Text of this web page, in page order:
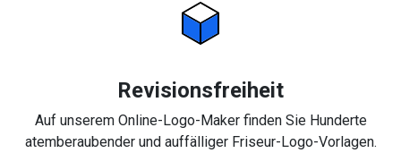
Revisionsfreiheit
Auf unserem Online-Logo-Maker finden Sie Hunderte
atemberaubender und auffälliger Friseur-Logo-Vorlagen.